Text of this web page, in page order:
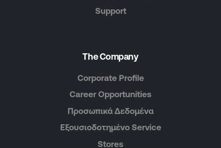
Support
The Company
Corporate Profile
Career Opportunities
Προσωπικά Δεδομένα
Εξουσιοδοτημένο Service
Stores